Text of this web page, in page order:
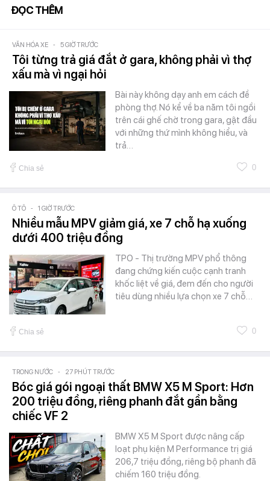
ĐỌC THÊM
VĂN HÓA XE - 5 GIỜ TRƯỚC
Tôi từng trả giá đắt ở gara, không phải vì thợ
xấu mà vì ngại hỏi
Bài này không dạy anh em cách đề
phòng thợ. Nó kể về ba năm tôi ngồi
trên cái ghế chờ trong gara, gật đầu
với những thứ mình không hiểu, và
trả…
Chia sẻ 0
Ô TÔ - 1 GIỜ TRƯỚC
Nhiều mẫu MPV giảm giá, xe 7 chỗ hạ xuống
dưới 400 triệu đồng
TPO - Thị trường MPV phổ thông
đang chứng kiến cuộc cạnh tranh
khốc liệt về giá, đem đến cho người
tiêu dùng nhiều lựa chọn xe 7 chỗ…
Chia sẻ 0
TRONG NƯỚC - 27 PHÚT TRƯỚC
Bóc giá gói ngoại thất BMW X5 M Sport: Hơn
200 triệu đồng, riêng phanh đắt gần bằng
chiếc VF 2
BMW X5 M Sport được nâng cấp
loạt phụ kiện M Performance trị giá
206,7 triệu đồng, riêng bộ phanh đã
chiếm 160 triệu đồng.